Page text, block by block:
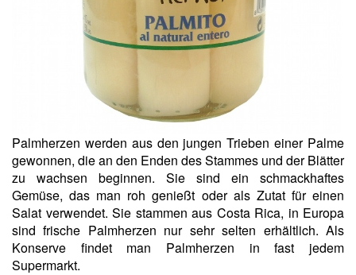
Palmherzen werden aus den jungen Trieben einer Palme
gewonnen, die an den Enden des Stammes und der Blätter
zu wachsen beginnen. Sie sind ein schmackhaftes
Gemüse, das man roh genießt oder als Zutat für einen
Salat verwendet. Sie stammen aus Costa Rica, in Europa
sind frische Palmherzen nur sehr selten erhältlich. Als
Konserve findet man Palmherzen in fast jedem
Supermarkt.